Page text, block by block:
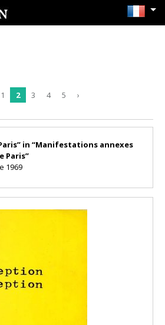
1 2 3 4 5 ›
in “Manifestations annexes
Paris”
1969